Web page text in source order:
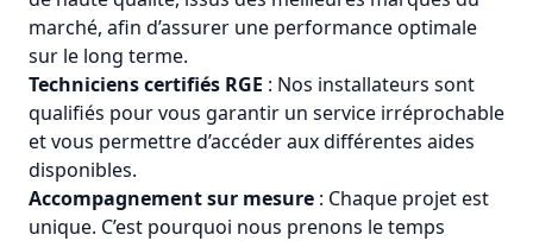
marché, afin d’assurer une performance optimale
sur le long terme.
Techniciens certifiés RGE : Nos installateurs sont
qualifiés pour vous garantir un service irréprochable
et vous permettre d’accéder aux différentes aides
disponibles.
Accompagnement sur mesure : Chaque projet est
unique. C’est pourquoi nous prenons le temps